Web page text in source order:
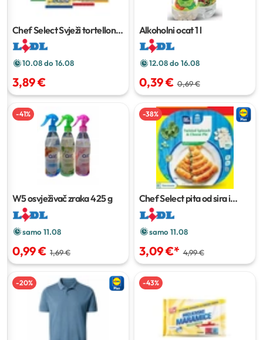
Chef Select Svježi tortelloni1
kg
10.08 do 16.08
3,89 €
Alkoholni ocat1 l
12.08 do 16.08
0,39 € 0,69 €
-41%
W5 osvježivač zraka425 g
samo 11.08
0,99 € 1,69 €
-38%
Chef Select pita od sira i
špinata1 kg
samo 11.08
3,09 €* 4,99 €
-20% -43%